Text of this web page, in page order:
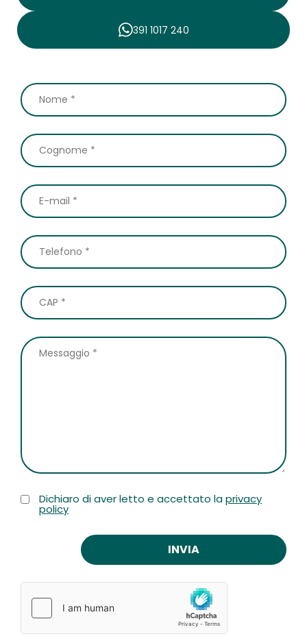
391 1017 240
Dichiaro di aver letto e accettato laprivacy
policy